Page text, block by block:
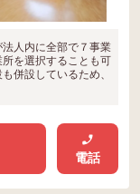
人内に全部で７事業
を選択することも可
併設しているため、
電話